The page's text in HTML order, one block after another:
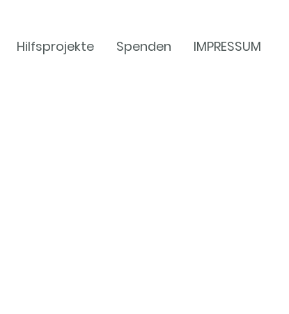
Hilfsprojekte Spenden IMPRESSUM